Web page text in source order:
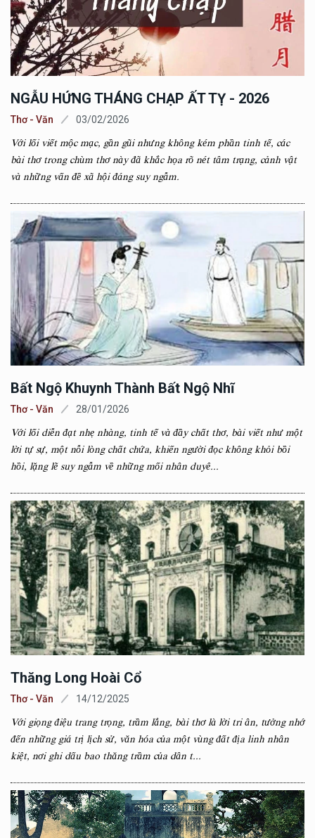
NGẪU HỨNG THÁNG CHẠP ẤT TỴ - 2026
Thơ - Văn 03/02/2026
Với lối viết mộc mạc, gần gũi nhưng không kém phần tinh tế, các
bài thơ trong chùm thơ này đã khắc họa rõ nét tâm trạng, cảnh vật
và những vấn đề xã hội đáng suy ngẫm.
Bất Ngộ Khuynh Thành Bất Ngộ Nhĩ
Thơ - Văn 28/01/2026
Với lối diễn đạt nhẹ nhàng, tinh tế và đầy chất thơ, bài viết như một
lời tự sự, một nỗi lòng chất chứa, khiến người đọc không khỏi bồi
hồi, lặng lẽ suy ngẫm về những mối nhân duyê...
Thăng Long Hoài Cổ
Thơ - Văn 14/12/2025
Với giọng điệu trang trọng, trầm lắng, bài thơ là lời tri ân, tưởng nhớ
đến những giá trị lịch sử, văn hóa của một vùng đất địa linh nhân
kiệt, nơi ghi dấu bao thăng trầm của dân t...